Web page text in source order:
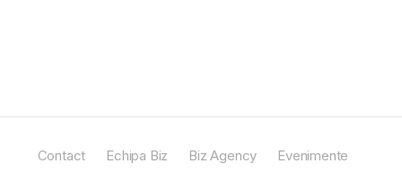
Contact Echipa Biz Biz Agency
Evenimente